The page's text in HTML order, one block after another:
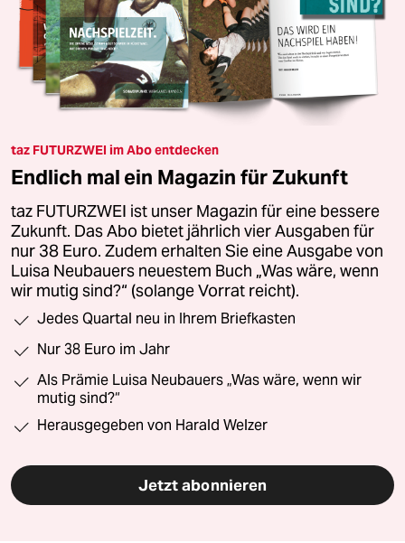
taz FUTURZWEI im Abo entdecken
Endlich mal ein Magazin für Zukunft
taz FUTURZWEI ist unser Magazin für eine bessere
Zukunft. Das Abo bietet jährlich vier Ausgaben für
nur 38 Euro. Zudem erhalten Sie eine Ausgabe von
Luisa Neubauers neuestem Buch „Was wäre, wenn
wir mutig sind?“ (solange Vorrat reicht).
Jedes Quartal neu in Ihrem Briefkasten
Nur 38 Euro im Jahr
Als Prämie Luisa Neubauers „Was wäre, wenn wir
mutig sind?“
Herausgegeben von Harald Welzer
Jetzt abonnieren